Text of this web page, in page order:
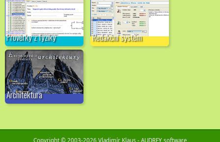
Prověrky z fyziky Redakční systém
Architektura
Copyright © 2003-2026 Vladimír Klaus - AUDREY software